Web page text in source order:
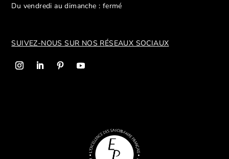
Du vendredi au dimanche : fermé
SUIVEZ-NOUS SUR NOS RÉSEAUX SOCIAUX